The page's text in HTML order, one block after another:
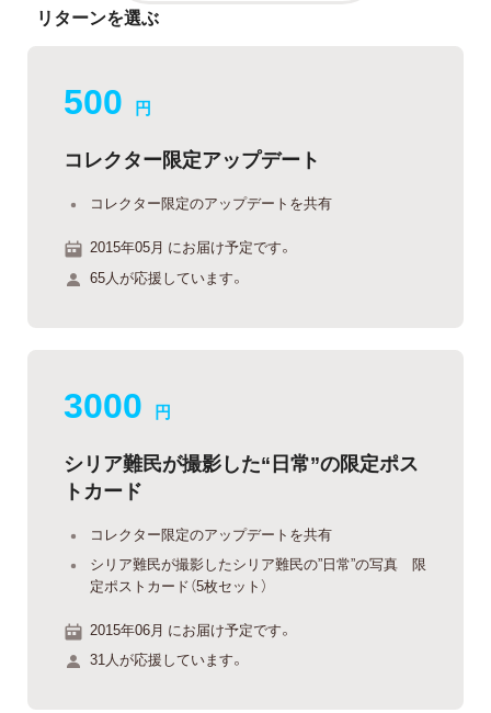
リターンを選ぶ
500 円
コレクター限定アップデート
コレクター限定のアップデートを共有
2015年05月 にお届け予定です。
65人が応援しています。
3000 円
シリア難民が撮影した“日常”の限定ポス
トカード
コレクター限定のアップデートを共有
シリア難民が撮影したシリア難民の”日常”の写真 限
定ポストカード（5枚セット）
2015年06月 にお届け予定です。
31人が応援しています。